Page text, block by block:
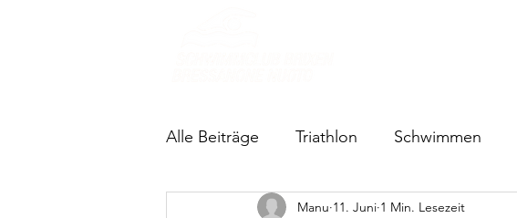
Alle Beiträge Triathlon Schwimmen
Manu 11. Juni 1 Min. Lesezeit